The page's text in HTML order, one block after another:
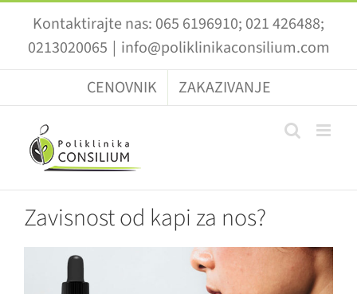
content
Kontaktirajte nas: 065 6196910; 021 426488;
0213020065 | info@poliklinikaconsilium.com
CENOVNIK
ZAKAZIVANJE
Zavisnost od kapi za nos?
Larger